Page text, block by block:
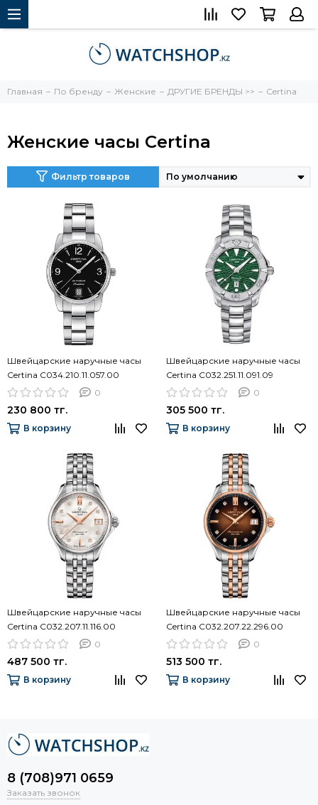
Главная По бренду Женские ДРУГИЕ БРЕНДЫ >> Certina
Женские часы Certina
Фильтр товаров
Швейцарские наручные часы
Certina C034.210.11.057.00
0
230 800 тг.
В корзину
Швейцарские наручные часы
Certina C032.251.11.091.09
0
305 500 тг.
В корзину
Швейцарские наручные часы
Certina C032.207.11.116.00
0
487 500 тг.
В корзину
Швейцарские наручные часы
Certina C032.207.22.296.00
0
513 500 тг.
В корзину
8 (708)971 0659
Заказать звонок